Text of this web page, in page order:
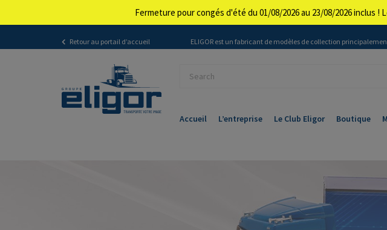
Retour au portail d’accueil ELIGOR est un fabricant de modèles de collection
Accueil L’entreprise Le Club Eligor Boutique
Fermeture pour congés d'été du 01/08/2026 au 23/08/2026 inclus